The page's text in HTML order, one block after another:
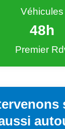
Véhicules
Premier
48h